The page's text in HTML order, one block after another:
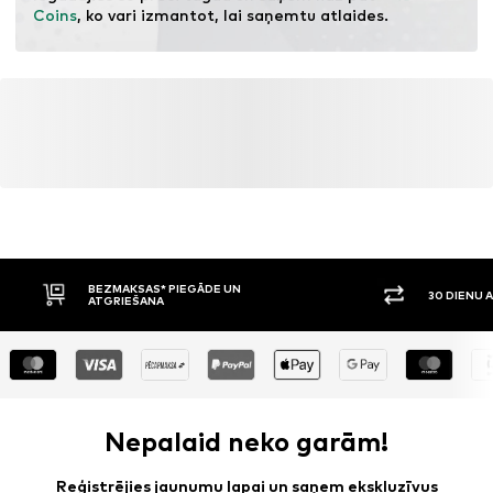
Coins, ko vari izmantot, lai saņemtu atlaides.
BEZMAKSAS* PIEGĀDE UN
ATGRIEŠANA
30 DIENU
Nepalaid neko garām!
Reģistrējies jaunumu lapai un saņem ekskluzīvus